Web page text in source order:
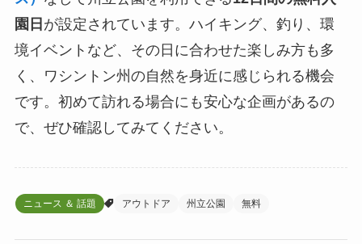
園日 が設定されています。ハイキング、釣り、環
境イベントなど、その日に合わせた楽しみ方も多
く、ワシントン州の自然を身近に感じられる機会
です。初めて訪れる場合にも安心な企画があるの
で、ぜひ確認してみてください。
ニュース ＆ 話題 アウトドア 州立公園 無料